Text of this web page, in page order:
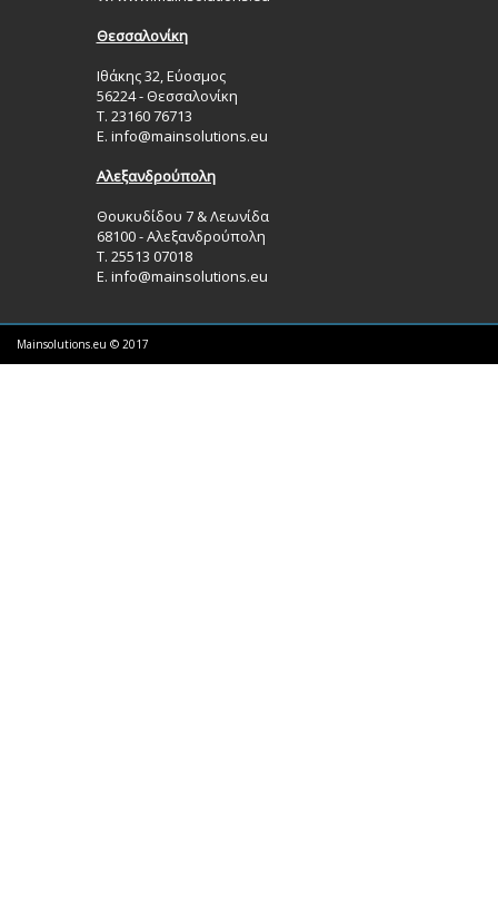
Θεσσαλονίκη
Ιθάκης 32, Εύοσμος
56224 - Θεσσαλονίκη
Τ. 23160 76713
Ε. info@mainsolutions.eu
Αλεξανδρούπολη
Θουκυδίδου 7 & Λεωνίδα
68100 - Αλεξανδρούπολη
Τ. 25513 07018
Ε. info@mainsolutions.eu
Mainsolutions.eu © 2017